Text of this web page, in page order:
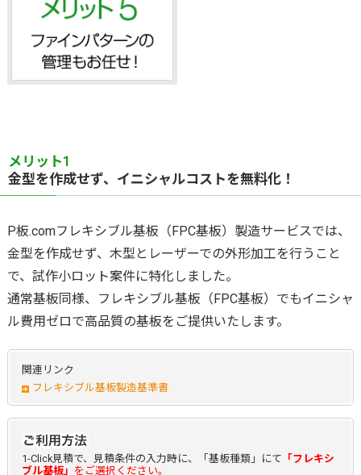
事前データチェック
メリット1
金型を作成せず、イニシャルコストを無料化！
P板.comフレキシブル基板（FPC基板）製造サービスでは、
金型を作成せず、木型とレーザーでの外形加工を行うこと
で、試作小ロット案件に特化しました。
通常基板同様、
フレキシブル基板（FPC基板） でもイニシャ
ル費用ゼロで高品質の基板をご提供いたします。
関連リンク
フレキシブル基板製造基準書
1-Click見積で、見積条件の入力時に、「基板種類」にて 「フレキシ
ブル基板」 をご選択ください。